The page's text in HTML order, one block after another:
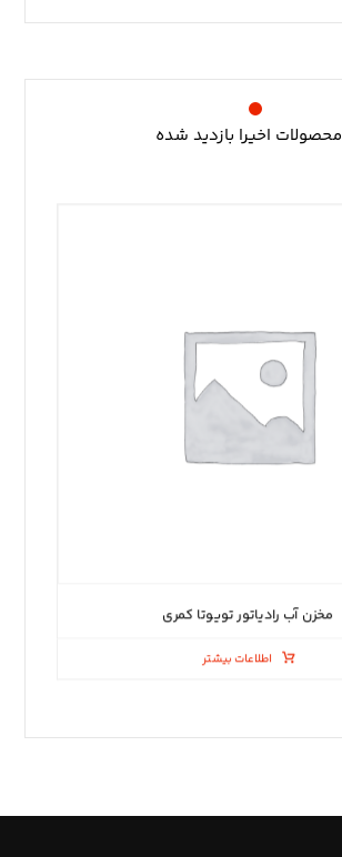
محصولات اخیرا بازدید شده
مخزن آب رادیاتور تویوتا کمری
اطلاعات بیشتر